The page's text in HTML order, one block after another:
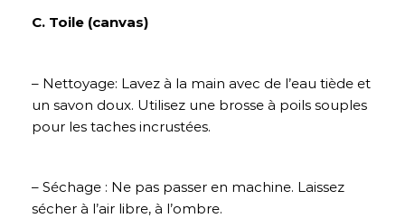
C. Toile (canvas)
– Nettoyage: Lavez à la main avec de l’eau tiède et
un savon doux. Utilisez une brosse à poils souples
pour les taches incrustées.
– Séchage : Ne pas passer en machine. Laissez
sécher à l’air libre, à l’ombre.